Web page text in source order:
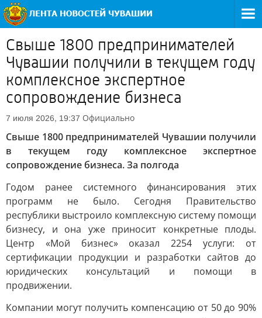
Свыше 1800 предпринимателей
Чувашии получили в текущем году
комплексное экспертное
сопровождение бизнеса
7 июля 2026, 19:37 Официально
Свыше 1800 предпринимателей Чувашии получили
в текущем году комплексное экспертное
сопровождение бизнеса. За полгода
Годом ранее системного финансирования этих
программ не было. Сегодня Правительство
республики выстроило комплексную систему помощи
бизнесу, и она уже приносит конкретные плоды.
Центр «Мой бизнес» оказал 2254 услуги: от
сертификации продукции и разработки сайтов до
юридических консультаций и помощи в
продвижении.
Компании могут получить компенсацию от 50 до 90%